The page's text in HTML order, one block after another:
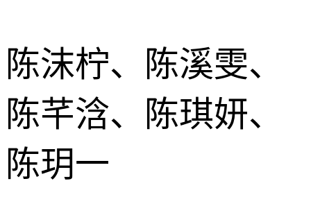
陈沫柠、陈溪雯、
陈芊浛、陈琪妍、
陈玥一